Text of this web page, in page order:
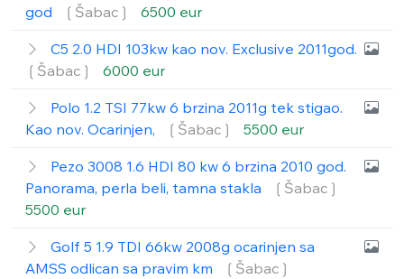
god
❲Šabac❳ 6500 eur
C5 2.0 HDI 103kw kao nov. Exclusive 2011god.
❲Šabac❳
6000 eur
Polo 1.2 TSI 77kw 6 brzina 2011g tek stigao.
Kao nov. Ocarinjen,
❲Šabac❳ 5500 eur
Pezo 3008 1.6 HDI 80 kw 6 brzina 2010 god.
Panorama, perla beli, tamna stakla
❲Šabac❳
5500 eur
Golf 5 1.9 TDI 66kw 2008g ocarinjen sa
AMSS odlican sa pravim km
❲Šabac❳